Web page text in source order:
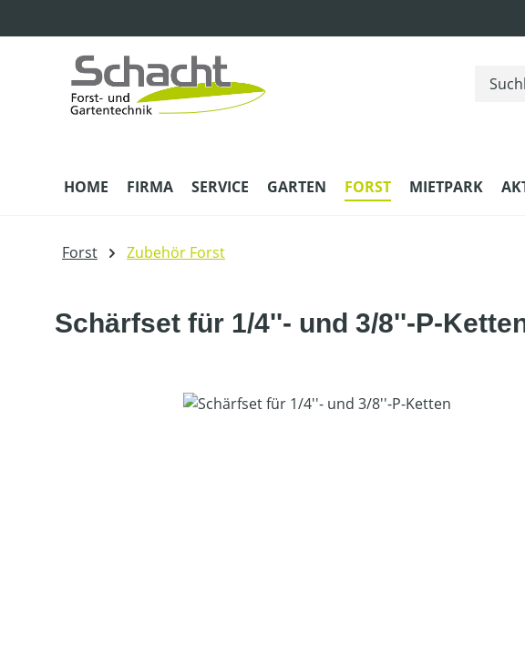
HOME FIRMA SERVICE GARTEN FORST MIETPARK
Forst Zubehör Forst
Schärfset für 1/4''- und 3/8''-P-
Bildergalerie überspringen